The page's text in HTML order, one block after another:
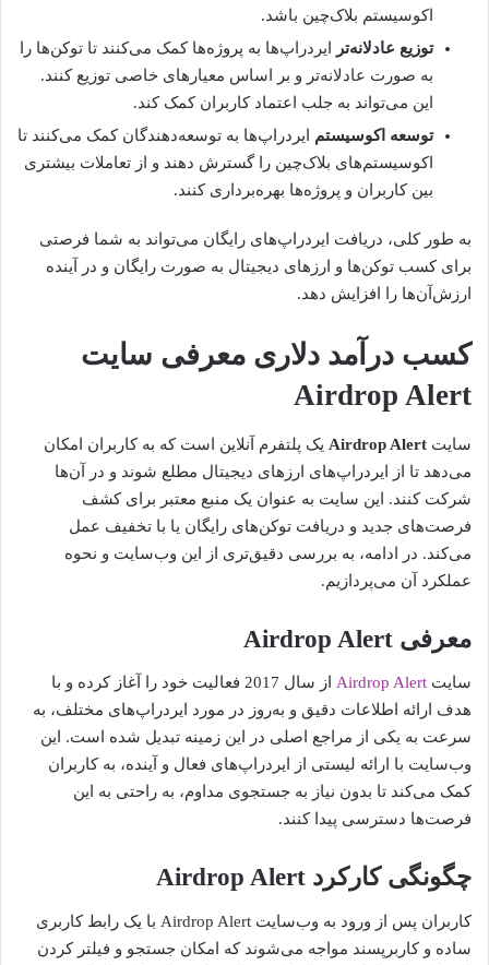
اکوسیستم بلاک‌چین باشد.
توزیع عادلانه‌تر
ایردراپ‌ها به پروژه‌ها کمک می‌کنند تا توکن‌ها را
به صورت عادلانه‌تر و بر اساس معیارهای خاصی توزیع کنند.
این می‌تواند به جلب اعتماد کاربران کمک کند.
توسعه اکوسیستم ایردراپ‌ها به توسعه‌دهندگان کمک می‌کنند تا
اکوسیستم‌های بلاک‌چین را گسترش دهند و از تعاملات بیشتری
بین کاربران و پروژه‌ها بهره‌برداری کنند.
به طور کلی، دریافت ایردراپ‌های رایگان می‌تواند به شما فرصتی
برای کسب توکن‌ها و ارزهای دیجیتال به صورت رایگان و در آینده
ارزش‌آن‌ها را افزایش دهد.
کسب درآمد دلاری معرفی سایت
Airdrop Alert
سایت Airdrop Alert یک پلتفرم آنلاین است که به کاربران امکان
می‌دهد تا از ایردراپ‌های ارزهای دیجیتال مطلع شوند و در آن‌ها
شرکت کنند. این سایت به عنوان یک منبع معتبر برای کشف
فرصت‌های جدید و دریافت توکن‌های رایگان یا با تخفیف عمل
می‌کند. در ادامه، به بررسی دقیق‌تری از این وب‌سایت و نحوه
عملکرد آن می‌پردازیم.
معرفی Airdrop Alert
سایت Airdrop Alert
از سال 2017 فعالیت خود را آغاز کرده و با
هدف ارائه اطلاعات دقیق و به‌روز در مورد ایردراپ‌های مختلف، به
سرعت به یکی از مراجع اصلی در این زمینه تبدیل شده است. این
وب‌سایت با ارائه لیستی از ایردراپ‌های فعال و آینده، به کاربران
کمک می‌کند تا بدون نیاز به جستجوی مداوم، به راحتی به این
فرصت‌ها دسترسی پیدا کنند.
چگونگی کارکرد Airdrop Alert
کاربران پس از ورود به وب‌سایت Airdrop Alert با یک رابط کاربری
ساده و کاربرپسند مواجه می‌شوند که امکان جستجو و فیلتر کردن